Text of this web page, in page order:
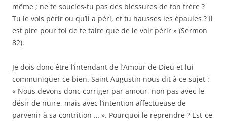
même ; ne te soucies-tu pas des blessures de ton frère ?
Tu le vois périr ou qu’il a péri, et tu hausses les épaules ? Il
est pire pour toi de te taire que de le voir périr » (Sermon
82).
Je dois donc être l’intendant de l’Amour de Dieu et lui
communiquer ce bien. Saint Augustin nous dit à ce sujet :
« Nous devons donc corriger par amour, non pas avec le
désir de nuire, mais avec l’intention affectueuse de
parvenir à sa contrition … ». Pourquoi le reprendre ? Est-ce